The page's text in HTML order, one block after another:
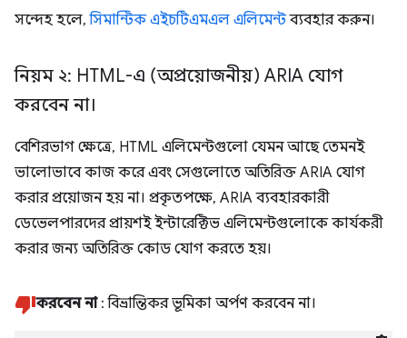
সন্দেহ হলে,সিমান্টিক এইচটিএমএল এলিমেন্টব্যবহার করুন।
নিয়ম ২: HTML-এ (অপ্রয়োজনীয়) ARIA যোগ
করবেন না।
বেশিরভাগ ক্ষেত্রে, HTML এলিমেন্টগুলো যেমন আছে তেমনই
ভালোভাবে কাজ করে এবং সেগুলোতে অতিরিক্ত ARIA যোগ
করার প্রয়োজন হয় না। প্রকৃতপক্ষে, ARIA ব্যবহারকারী
ডেভেলপারদের প্রায়শই ইন্টারেক্টিভ এলিমেন্টগুলোকে কার্যকরী
করার জন্য অতিরিক্ত কোড যোগ করতে হয়।
করবেন না: বিভ্রান্তিকর ভূমিকা অর্পণ করবেন না।